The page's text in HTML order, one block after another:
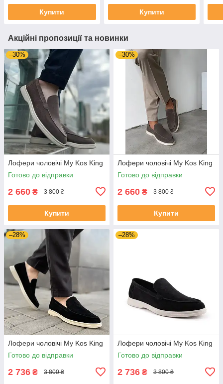
Купити Купити
Акційні пропозиції та новинки
–30%
Лофери чоловічі My Kos King
Готово до відправки
2 660 ₴ 3 800 ₴
Купити
–30%
Лофери чоловічі My Kos King
Готово до відправки
2 660 ₴ 3 800 ₴
Купити
–28%
Лофери чоловічі My Kos King
Готово до відправки
2 736 ₴ 3 800 ₴
–28%
Лофери чоловічі My Kos King
Готово до відправки
2 736 ₴ 3 800 ₴